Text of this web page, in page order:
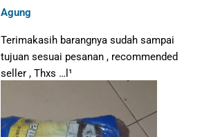
Agung
Terimakasih barangnya sudah sampai
tujuan sesuai pesanan , recommended
seller , Thxs …l¹